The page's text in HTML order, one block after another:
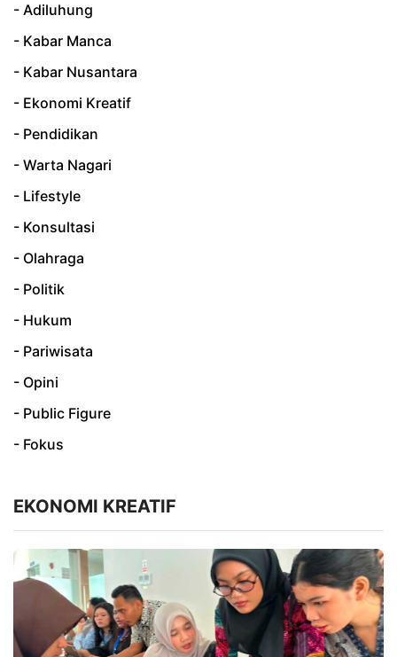
- Adiluhung
- Kabar Manca
- Kabar Nusantara
- Ekonomi Kreatif
- Pendidikan
- Warta Nagari
- Lifestyle
- Konsultasi
- Olahraga
- Politik
- Hukum
- Pariwisata
- Opini
- Public Figure
- Fokus
EKONOMI KREATIF